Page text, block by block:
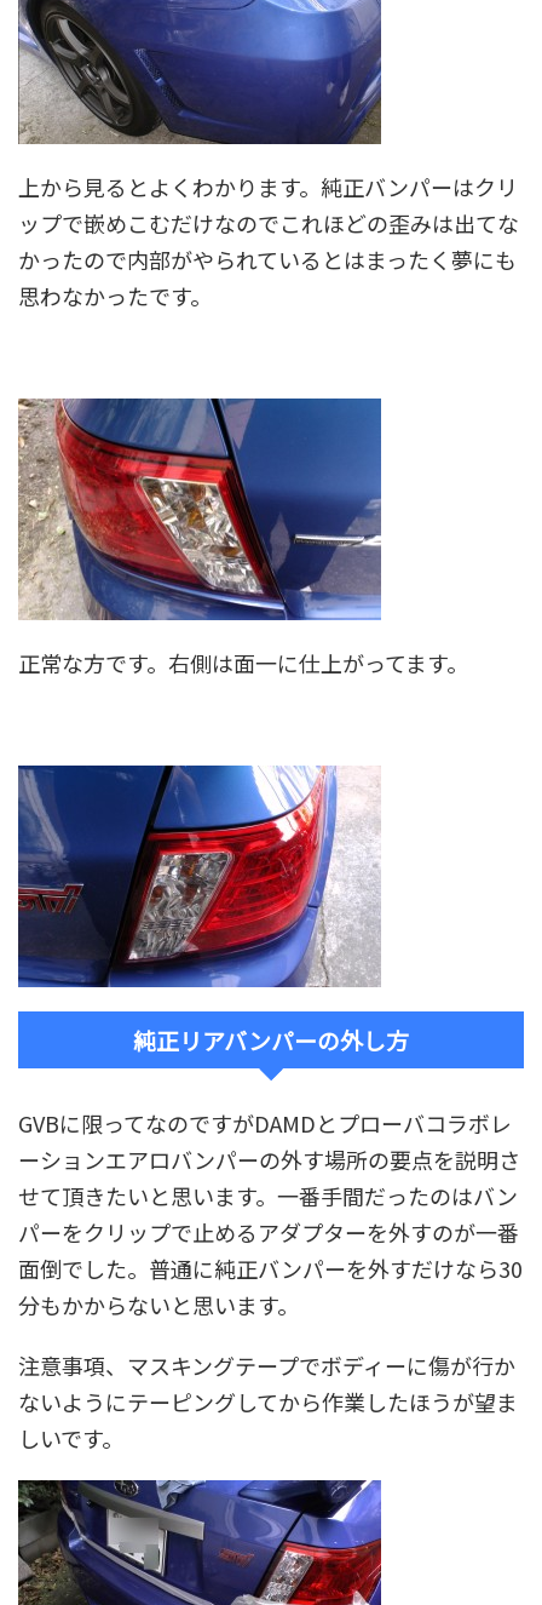
上から見るとよくわかります。純正バンパーはクリ
ップで嵌めこむだけなのでこれほどの歪みは出てな
かったので内部がやられているとはまったく夢にも
思わなかったです。
正常な方です。右側は面一に仕上がってます。
純正リアバンパーの外し方
GVBに限ってなのですがDAMDとプローバコラボレ
ーションエアロバンパーの外す場所の要点を説明さ
せて頂きたいと思います。一番手間だったのはバン
パーをクリップで止めるアダプターを外すのが一番
面倒でした。普通に純正バンパーを外すだけなら30
分もかからないと思います。
注意事項、マスキングテープでボディーに傷が行か
ないようにテーピングしてから作業したほうが望ま
しいです。